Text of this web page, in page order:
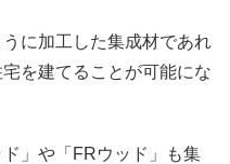
に加工した集成材であれ
を建てることが可能にな
」や「FRウッド」も集